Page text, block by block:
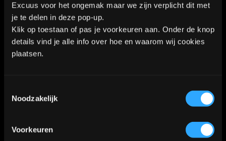
Excuus voor het ongemak maar we zijn verplicht dit met
je te delen in deze pop-up.
Klik op toestaan of pas je voorkeuren aan. Onder de knop
details vind je alle info over hoe en waarom wij cookies
plaatsen.
Noodzakelijk
Voorkeuren
Industrieweg 8a2
2712LB Zoetermeer
KVK nummer: 90552571 | BTW nummer: NL002036941B22 |